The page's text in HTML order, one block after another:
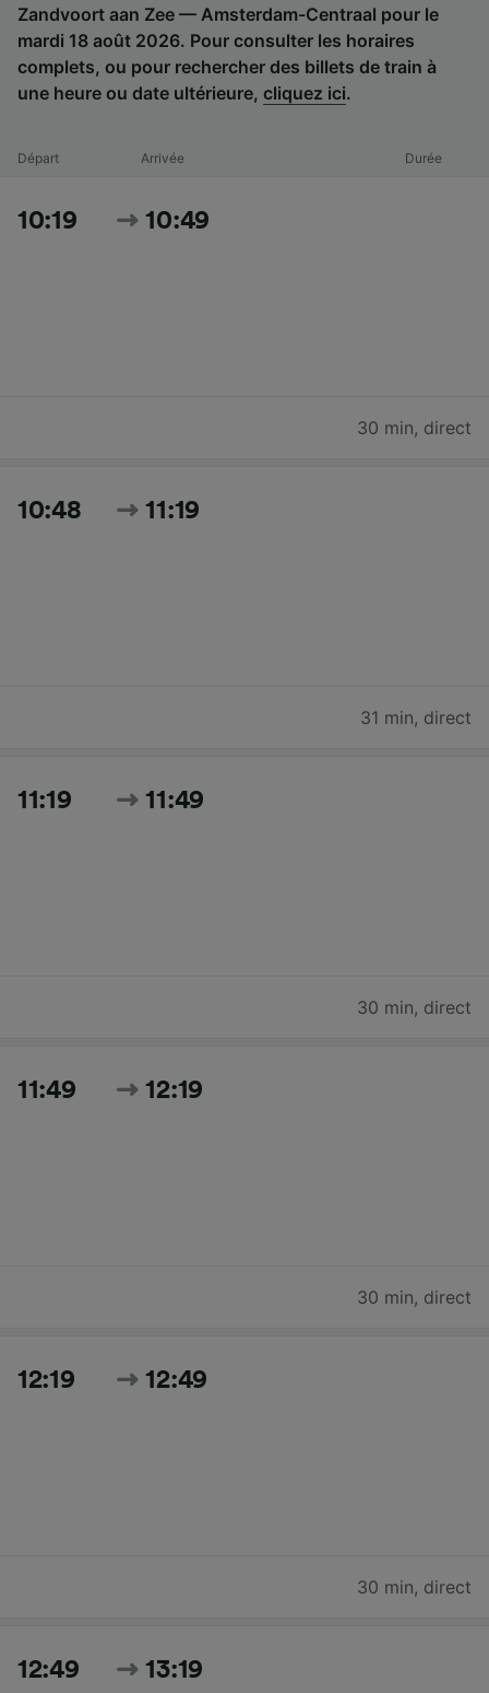
Zandvoort aan Zee — Amsterdam-Centraal pour le
mardi 18 août 2026. Pour consulter les horaires
complets, ou pour rechercher des billets de train à
une heure ou date ultérieure, cliquez ici.
Départ Arrivée Durée
10:19 10:49
30 min, direct
10:48 11:19
31 min, direct
11:19 11:49
30 min, direct
11:49 12:19
30 min, direct
12:19 12:49
30 min, direct
12:49 13:19